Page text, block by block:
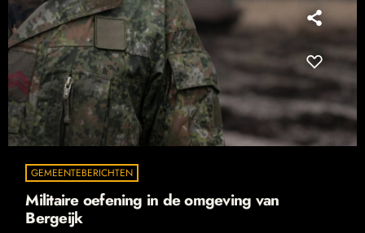
GEMEENTEBERICHTEN
Militaire oefening in de omgeving van
Bergeijk